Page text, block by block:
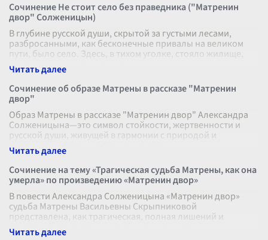
Сочинение Не стоит село без праведника ("Матренин
двор" Солженицын)
В глубине русской души, скрытой за густыми лесами,
разбросанными, как бесконечные привалы на великом
пути, было село. Здесь, в тихом уголке, стояло жилище,
украшенное узорами прост
Сочинение об образе Матрены в рассказе "Матренин
двор"
Образ Матрены в рассказе "Матренин двор" Александра
Солженицына—это символ стойкости, жертвенности и
русской души, живущей в гармонии с природой и
традициями. Матрена Васильевна Г
Сочинение на тему «Трагическая судьба Матрены, как она
умерла» по произведению «Матренин двор»
В повести Александра Солженицына «Матренин двор»
судьба Матрены Васильевны Скрыпниковой
представлена, как трагическая, полная лишений и
страданий. Удивительно добрый и самоотвержен